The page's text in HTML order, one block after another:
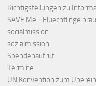
Richtigstellungen zu
SAVE Me - Fluechtlinge
socialmission
sozialmission
Spendenaufruf
Termine
UN Konvention zum